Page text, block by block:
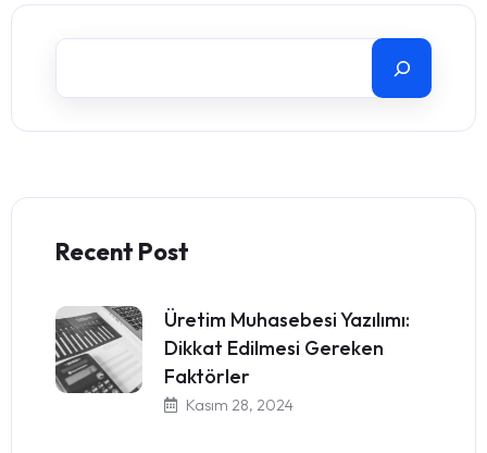
Recent Post
Üretim Muhasebesi Yazılımı:
Dikkat Edilmesi Gereken
Faktörler
Kasım 28, 2024